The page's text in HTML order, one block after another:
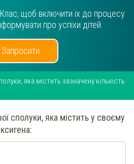
щоб включити їх до процесу
про успіхи дітей.
Запросити
яка містить зазначену кількість
сполуки, яка містить у своєму